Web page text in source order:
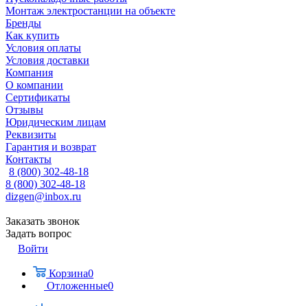
Монтаж электростанции на объекте
Бренды
Как купить
Условия оплаты
Условия доставки
Компания
О компании
Сертификаты
Отзывы
Юридическим лицам
Реквизиты
Гарантия и возврат
Контакты
8 (800) 302-48-18
8 (800) 302-48-18
dizgen@inbox.ru
Заказать звонок
Задать вопрос
Войти
Корзина0
Отложенные0